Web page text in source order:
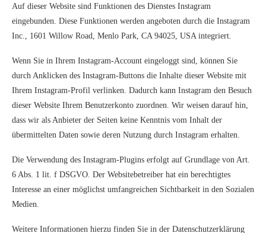
Auf dieser Website sind Funktionen des Dienstes Instagram
eingebunden. Diese Funktionen werden angeboten durch die Instagram
Inc., 1601 Willow Road, Menlo Park, CA 94025, USA integriert.
Wenn Sie in Ihrem Instagram-Account eingeloggt sind, können Sie
durch Anklicken des Instagram-Buttons die Inhalte dieser Website mit
Ihrem Instagram-Profil verlinken. Dadurch kann Instagram den Besuch
dieser Website Ihrem Benutzerkonto zuordnen. Wir weisen darauf hin,
dass wir als Anbieter der Seiten keine Kenntnis vom Inhalt der
übermittelten Daten sowie deren Nutzung durch Instagram erhalten.
Die Verwendung des Instagram-Plugins erfolgt auf Grundlage von Art.
6 Abs. 1 lit. f DSGVO. Der Websitebetreiber hat ein berechtigtes
Interesse an einer möglichst umfangreichen Sichtbarkeit in den Sozialen
Medien.
Weitere Informationen hierzu finden Sie in der Datenschutzerklärung